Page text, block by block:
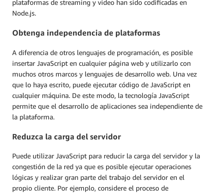
plataformas de streaming y video han sido codificadas en
Node.js.
Obtenga independencia de plataformas
A diferencia de otros lenguajes de programación, es posible
insertar JavaScript en cualquier página web y utilizarlo con
muchos otros marcos y lenguajes de desarrollo web. Una vez
que lo haya escrito, puede ejecutar código de JavaScript en
cualquier máquina. De este modo, la tecnología JavaScript
permite que el desarrollo de aplicaciones sea independiente de
la plataforma.
Reduzca la carga del servidor
Puede utilizar JavaScript para reducir la carga del servidor y la
congestión de la red ya que es posible ejecutar operaciones
lógicas y realizar gran parte del trabajo del servidor en el
propio cliente. Por ejemplo, considere el proceso de